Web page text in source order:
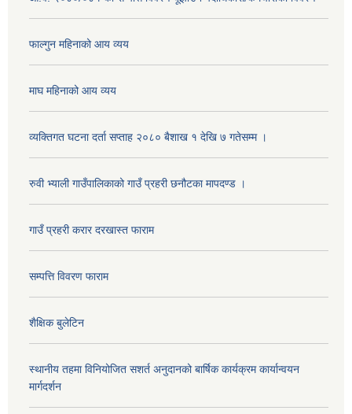
फाल्गुन महिनाको आय व्यय
माघ महिनाको आय व्यय
व्यक्तिगत घटना दर्ता सप्ताह २०८० बैशाख १ देखि ७ गतेसम्म ।
रुवी भ्याली गाउँपालिकाको गाउँ प्रहरी छनौटका मापदण्ड ।
गाउँ प्रहरी करार दरखास्त फाराम
सम्पत्ति विवरण फाराम
शैक्षिक बुलेटिन
स्थानीय तहमा विनियोजित सशर्त अनुदानको बार्षिक कार्यक्रम कार्यान्वयन
मार्गदर्शन